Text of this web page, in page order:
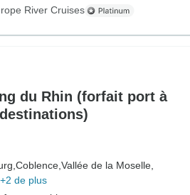
River Cruises
du Rhin (forfait port à
Coblence, Vallée de la Moselle,
+2 de plus